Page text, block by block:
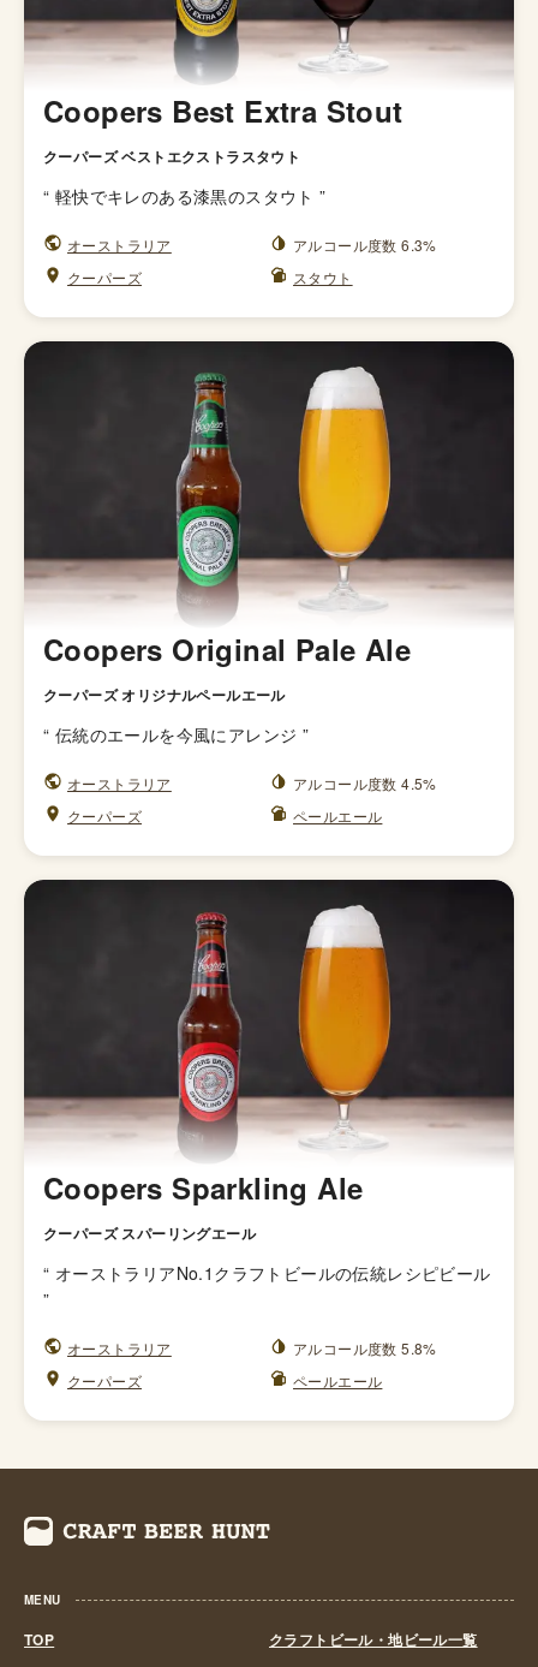
Coopers Best Extra Stout
クーパーズ ベストエクストラスタウト
“ 軽快でキレのある漆黒のスタウト ”
オーストラリア
アルコール度数 6.3%
クーパーズ
スタウト
Coopers Original Pale Ale
クーパーズ オリジナルペールエール
“ 伝統のエールを今風にアレンジ ”
オーストラリア
アルコール度数 4.5%
クーパーズ
ペールエール
Coopers Sparkling Ale
クーパーズ スパーリングエール
“ オーストラリアNo.1クラフトビールの伝統レシピビール
”
オーストラリア
アルコール度数 5.8%
クーパーズ
ペールエール
MENU
TOP クラフトビール・地ビール一覧